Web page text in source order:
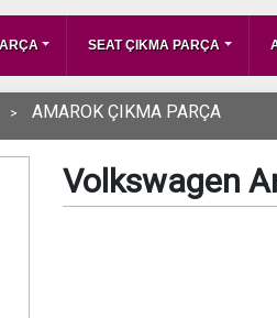
SEAT ÇIKMA PARÇA
AMAROK ÇIKMA PARÇA
Volkswagen